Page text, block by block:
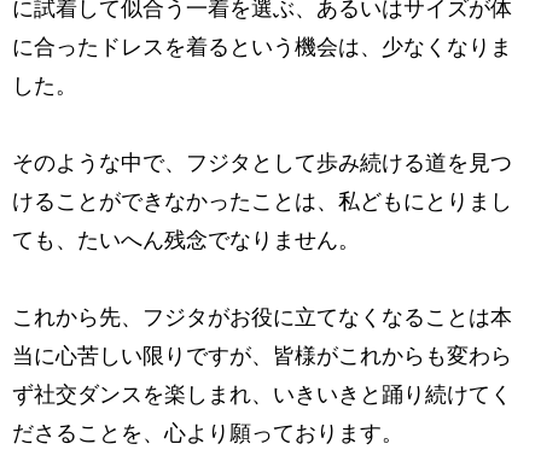
に試着して似合う一着を選ぶ、 あるいはサイズが体
に合ったドレスを着るという機会は、少なくなりま
した。
そのような中で、フジタとして歩み続ける道を見つ
けることができなかったことは、私どもにとりまし
ても、たいへん残念でなりません。
これから先、フジタがお役に立てなくなることは本
当に心苦しい限りですが、 皆様がこれからも変わら
ず社交ダンスを楽しまれ、 いきいきと踊り続けてく
ださることを、心より願っております。